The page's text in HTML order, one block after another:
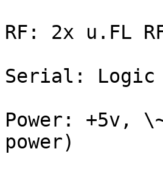
RF: 2x u.FL
Serial: Logic
Power: +5v,
power)